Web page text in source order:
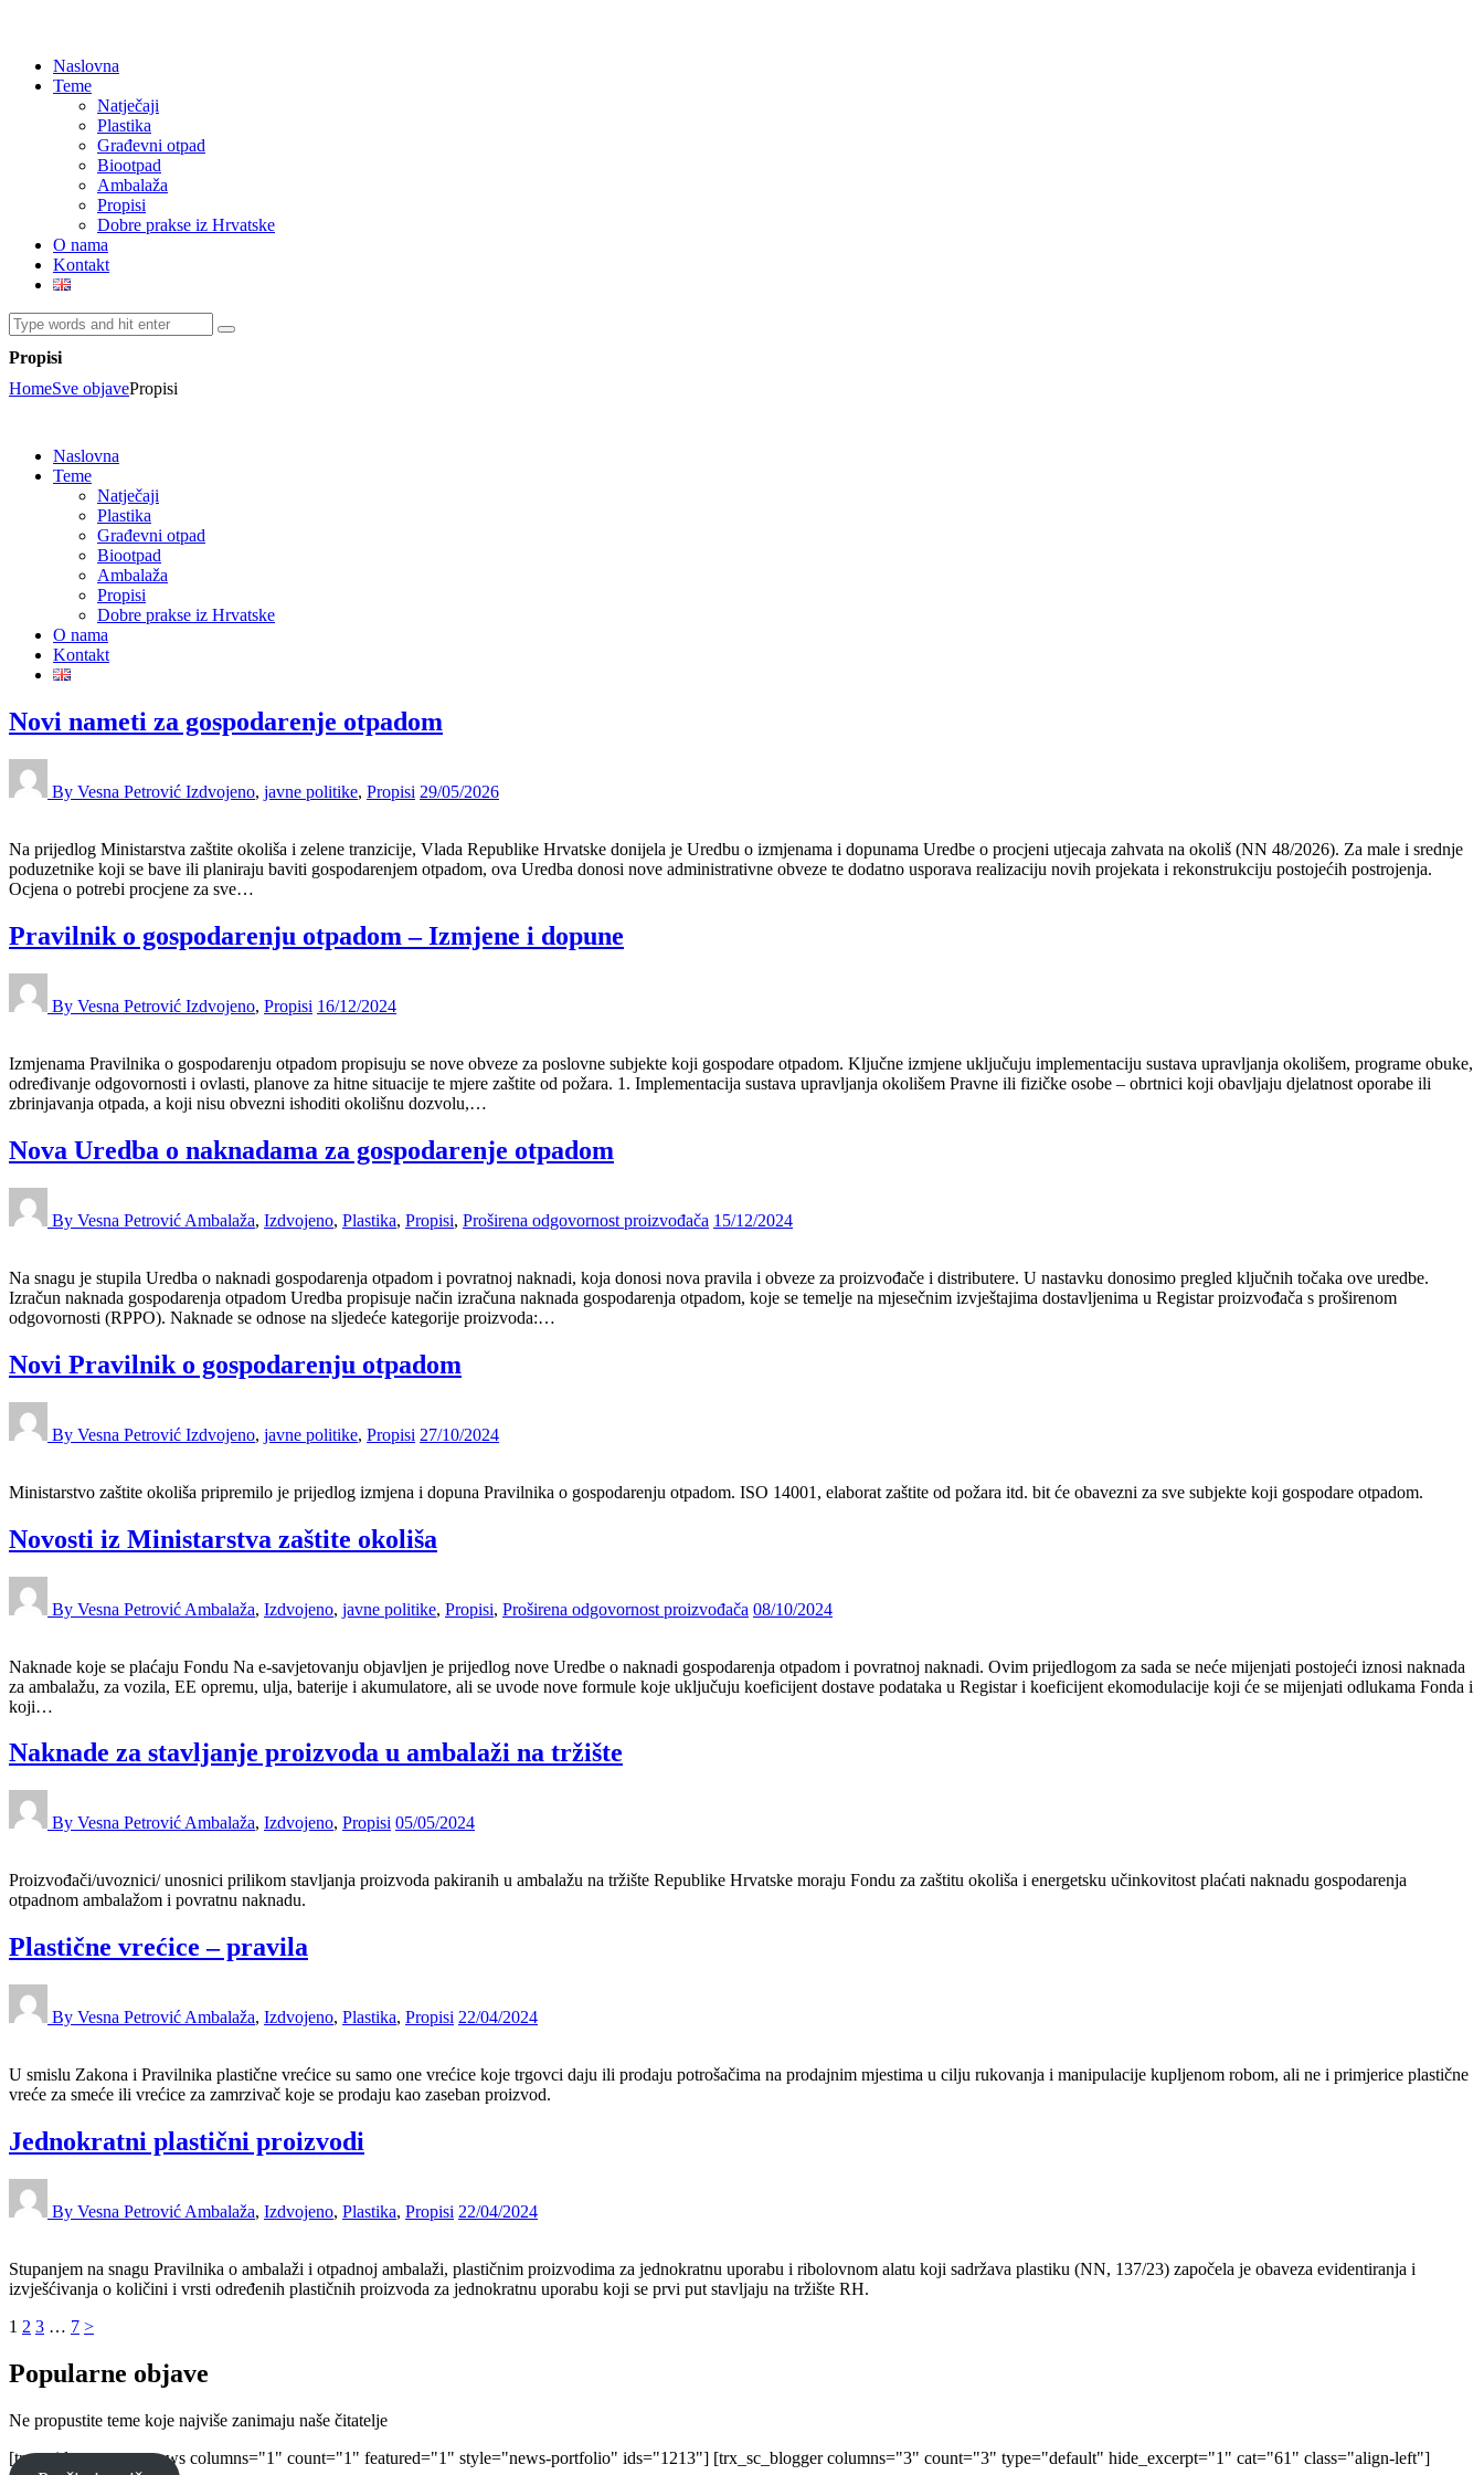
Naslovna
Teme
Natječaji
Plastika
Građevni otpad
Biootpad
Ambalaža
Propisi
Dobre prakse iz Hrvatske
O nama
Kontakt
Propisi
HomeSve objavePropisi
Naslovna
Teme
Natječaji
Plastika
Građevni otpad
Biootpad
Ambalaža
Propisi
Dobre prakse iz Hrvatske
O nama
Kontakt
Novi nameti za gospodarenje otpadom
By Vesna Petrović Izdvojeno, javne politike, Propisi 29/05/2026
Na prijedlog Ministarstva zaštite okoliša i zelene tranzicije, Vlada Republike Hrvatske donijela je Uredbu o izmjenama i dopunama Uredbe o procjeni utjecaja zahvata na okoliš (NN 48/2026). Za male i srednje
poduzetnike koji se bave ili planiraju baviti gospodarenjem otpadom, ova Uredba donosi nove administrativne obveze te dodatno usporava realizaciju novih projekata i rekonstrukciju postojećih postrojenja.
Ocjena o potrebi procjene za sve…
Pravilnik o gospodarenju otpadom – Izmjene i dopune
By Vesna Petrović Izdvojeno, Propisi 16/12/2024
Izmjenama Pravilnika o gospodarenju otpadom propisuju se nove obveze za poslovne subjekte koji gospodare otpadom. Ključne izmjene uključuju implementaciju sustava upravljanja okolišem, programe obuke,
određivanje odgovornosti i ovlasti, planove za hitne situacije te mjere zaštite od požara. 1. Implementacija sustava upravljanja okolišem Pravne ili fizičke osobe – obrtnici koji obavljaju djelatnost oporabe ili
zbrinjavanja otpada, a koji nisu obvezni ishoditi okolišnu dozvolu,…
Nova Uredba o naknadama za gospodarenje otpadom
By Vesna Petrović Ambalaža, Izdvojeno, Plastika, Propisi, Proširena odgovornost proizvođača 15/12/2024
Na snagu je stupila Uredba o naknadi gospodarenja otpadom i povratnoj naknadi, koja donosi nova pravila i obveze za proizvođače i distributere. U nastavku donosimo pregled ključnih točaka ove uredbe.
Izračun naknada gospodarenja otpadom Uredba propisuje način izračuna naknada gospodarenja otpadom, koje se temelje na mjesečnim izvještajima dostavljenima u Registar proizvođača s proširenom
odgovornosti (RPPO). Naknade se odnose na sljedeće kategorije proizvoda:…
Novi Pravilnik o gospodarenju otpadom
By Vesna Petrović Izdvojeno, javne politike, Propisi 27/10/2024
Ministarstvo zaštite okoliša pripremilo je prijedlog izmjena i dopuna Pravilnika o gospodarenju otpadom. ISO 14001, elaborat zaštite od požara itd. bit će obavezni za sve subjekte koji gospodare otpadom.
Novosti iz Ministarstva zaštite okoliša
By Vesna Petrović Ambalaža, Izdvojeno, javne politike, Propisi, Proširena odgovornost proizvođača 08/10/2024
Naknade koje se plaćaju Fondu Na e-savjetovanju objavljen je prijedlog nove Uredbe o naknadi gospodarenja otpadom i povratnoj naknadi. Ovim prijedlogom za sada se neće mijenjati postojeći iznosi naknada
za ambalažu, za vozila, EE opremu, ulja, baterije i akumulatore, ali se uvode nove formule koje uključuju koeficijent dostave podataka u Registar i koeficijent ekomodulacije koji će se mijenjati odlukama Fonda i
koji…
Naknade za stavljanje proizvoda u ambalaži na tržište
By Vesna Petrović Ambalaža, Izdvojeno, Propisi 05/05/2024
Proizvođači/uvoznici/ unosnici prilikom stavljanja proizvoda pakiranih u ambalažu na tržište Republike Hrvatske moraju Fondu za zaštitu okoliša i energetsku učinkovitost plaćati naknadu gospodarenja
otpadnom ambalažom i povratnu naknadu.
Plastične vrećice – pravila
By Vesna Petrović Ambalaža, Izdvojeno, Plastika, Propisi 22/04/2024
U smislu Zakona i Pravilnika plastične vrećice su samo one vrećice koje trgovci daju ili prodaju potrošačima na prodajnim mjestima u cilju rukovanja i manipulacije kupljenom robom, ali ne i primjerice plastične
vreće za smeće ili vrećice za zamrzivač koje se prodaju kao zaseban proizvod.
Jednokratni plastični proizvodi
By Vesna Petrović Ambalaža, Izdvojeno, Plastika, Propisi 22/04/2024
Stupanjem na snagu Pravilnika o ambalaži i otpadnoj ambalaži, plastičnim proizvodima za jednokratnu uporabu i ribolovnom alatu koji sadržava plastiku (NN, 137/23) započela je obaveza evidentiranja i
izvješćivanja o količini i vrsti određenih plastičnih proizvoda za jednokratnu uporabu koji se prvi put stavljaju na tržište RH.
Brojevi
stranica
objava
Page
1 Page
2 Page
3 … Page
7 >
Popularne objave
Ne propustite teme koje najviše zanimaju naše čitatelje
[trx_widget_recent_news columns="1" count="1" featured="1" style="news-portfolio" ids="1213"] [trx_sc_blogger columns="3" count="3" type="default" hide_excerpt="1" cat="61" class="align-left"]